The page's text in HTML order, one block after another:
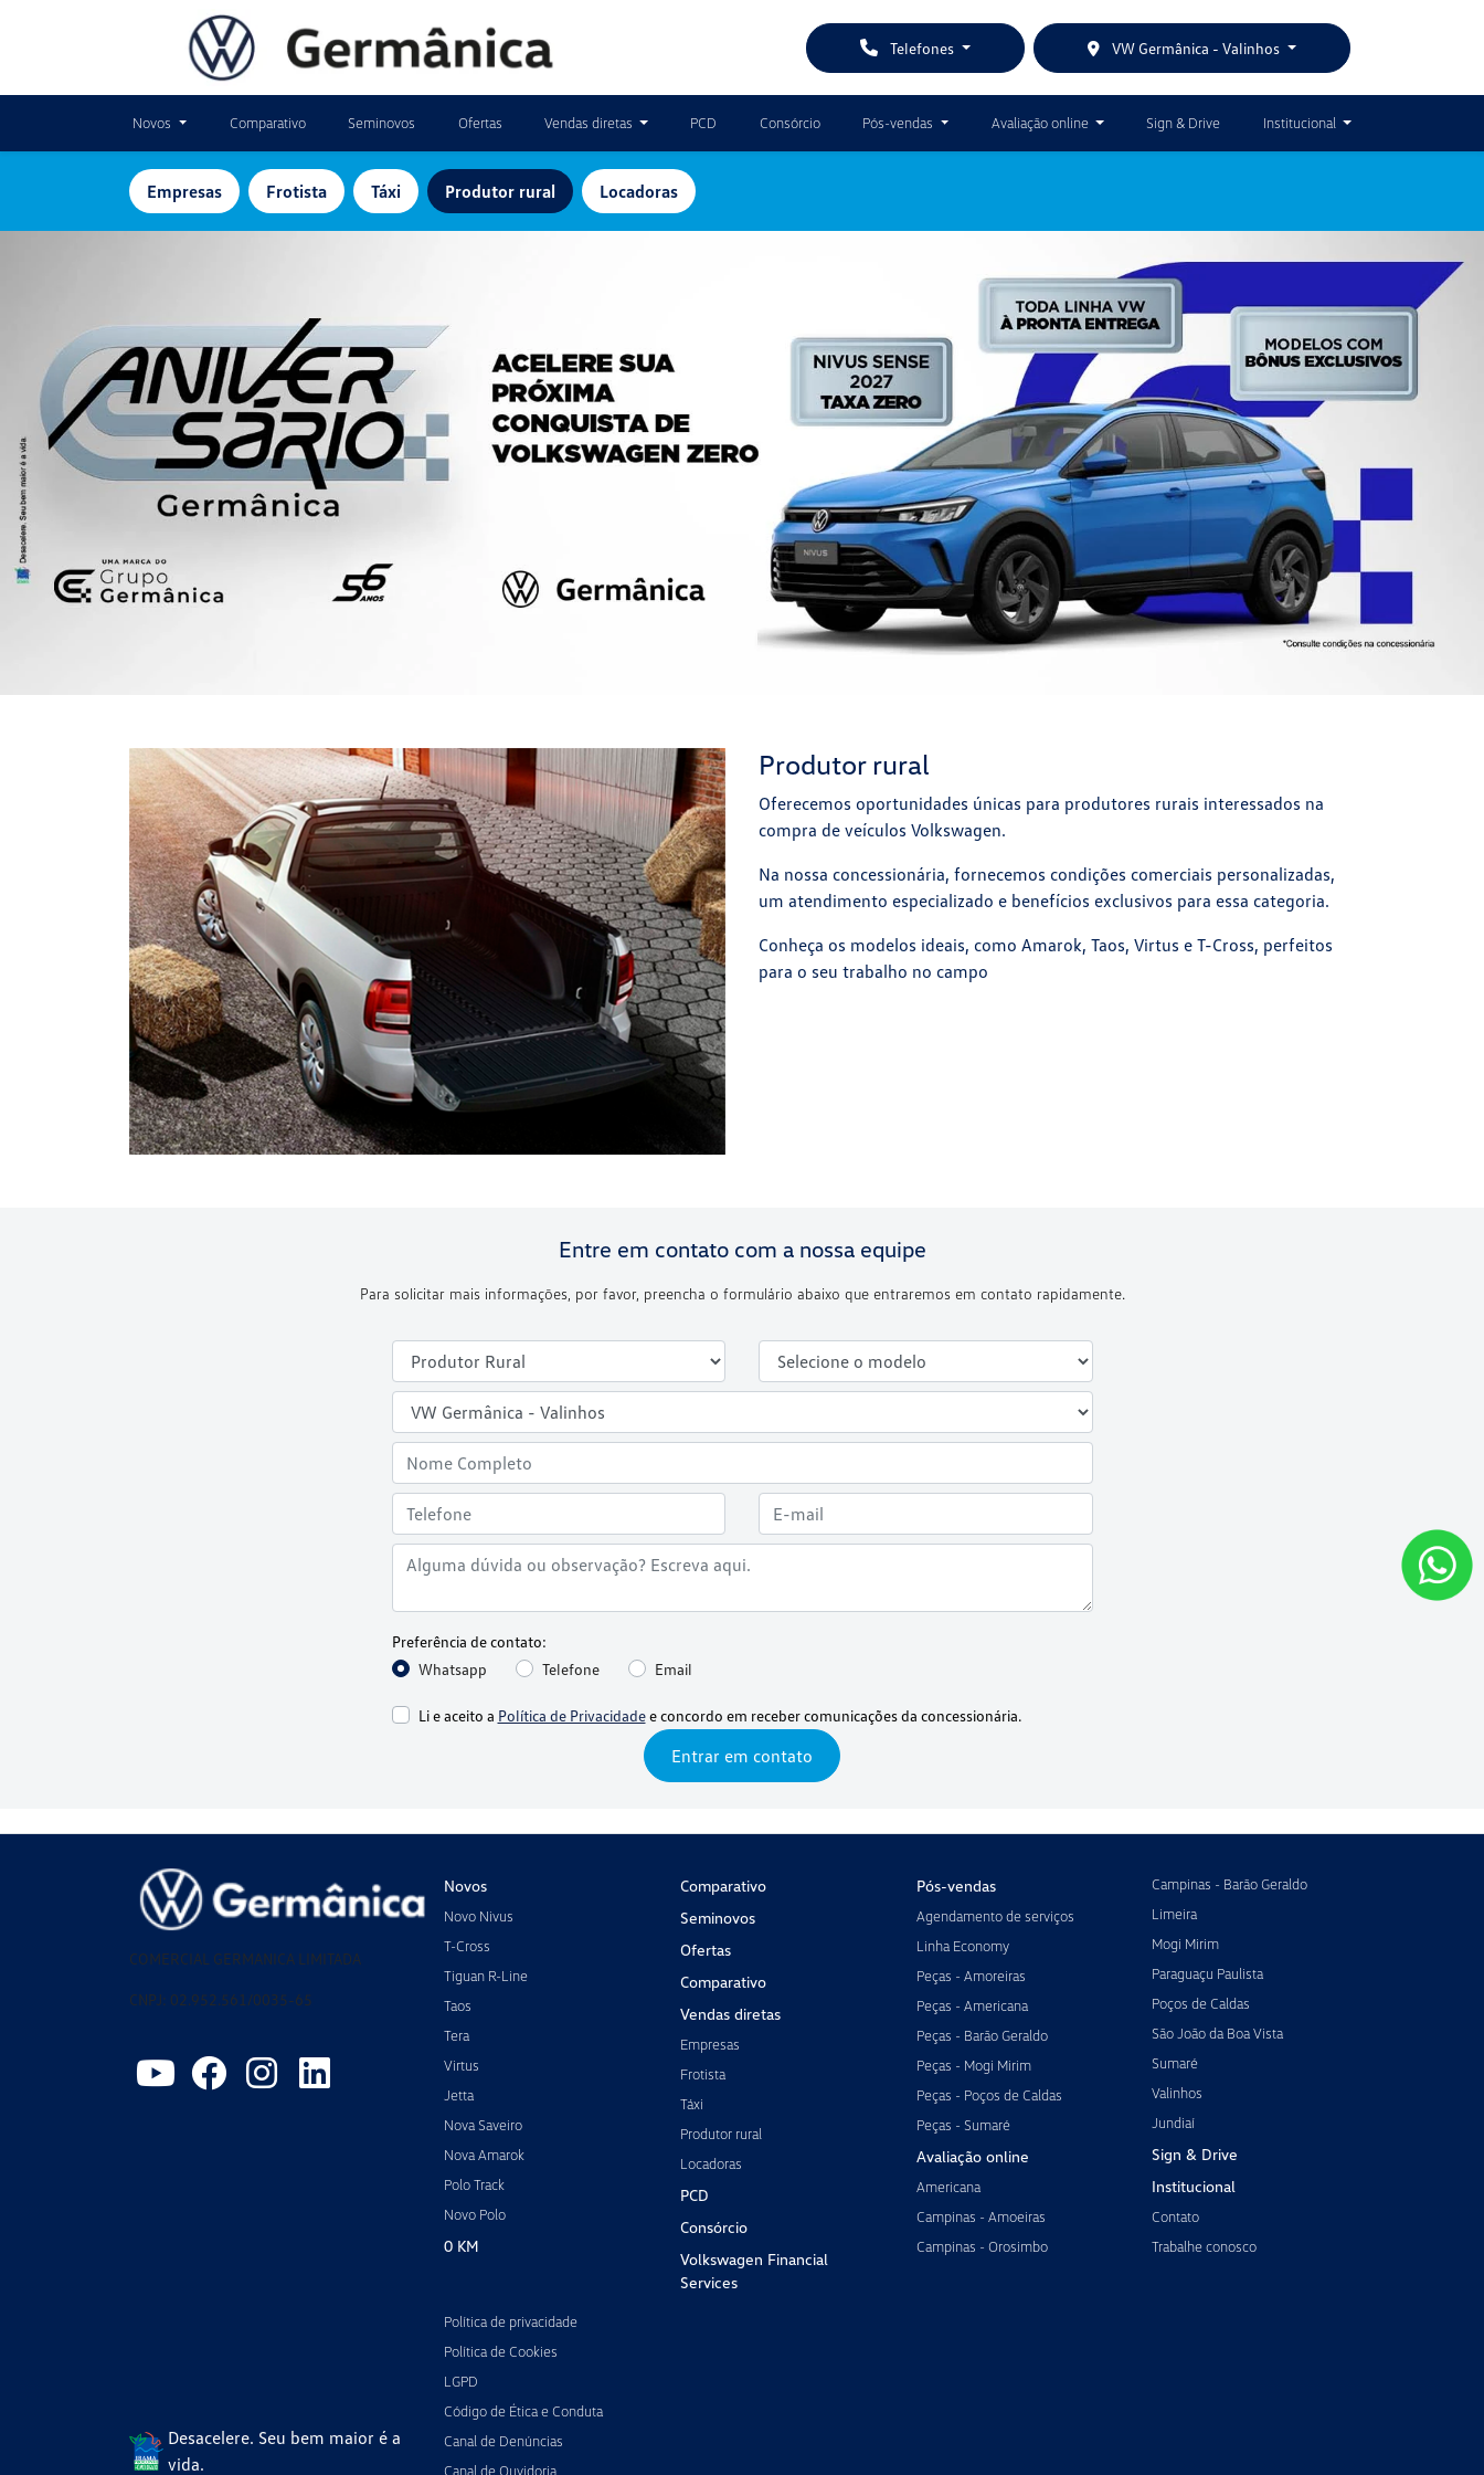
Telefones VW Germânica - Valinhos
Novos Comparativo Seminovos Ofertas Vendas diretas PCD Consórcio Pós-vendas Avaliação online Sign & Drive Institucional
Empresas Frotista Táxi Produtor rural Locadoras
Produtor rural
Oferecemos oportunidades únicas para produtores rurais interessados na
compra de veículos Volkswagen.
Na nossa concessionária, fornecemos condições comerciais personalizadas,
um atendimento especializado e benefícios exclusivos para essa categoria.
Conheça os modelos ideais, como Amarok, Taos, Virtus e T-Cross, perfeitos
para o seu trabalho no campo
Entre em contato com a nossa equipe
Para solicitar mais informações, por favor, preencha o formulário abaixo que entraremos em contato rapidamente.
Preferência de contato:
Whatsapp
Telefone Email
Li e aceito a Política de Privacidadee concordo em receber comunicações da concessionária.
Entrar em contato
COMERCIAL GERMANICA LIMITADA
CNPJ: 02.952.561/0035-65
Desacelere. Seu bem maior é a
vida.
Novos
Novo Nivus
T-Cross
Tiguan R-Line
Taos
Tera
Virtus
Jetta
Nova Saveiro
Nova Amarok
Polo Track
Novo Polo
0 KM
Comparativo
Seminovos
Ofertas
Comparativo
Vendas diretas
Empresas
Frotista
Táxi
Produtor rural
Locadoras
PCD
Consórcio
Volkswagen Financial
Services
Pós-vendas
Agendamento de serviços
Linha Economy
Peças - Amoreiras
Peças - Americana
Peças - Barão Geraldo
Peças - Mogi Mirim
Peças - Poços de Caldas
Peças - Sumaré
Avaliação online
Americana
Campinas - Amoeiras
Campinas - Orosimbo
Campinas - Barão Geraldo
Limeira
Mogi Mirim
Paraguaçu Paulista
Poços de Caldas
São João da Boa Vista
Sumaré
Valinhos
Jundiaí
Sign & Drive
Institucional
Contato
Trabalhe conosco
Política de privacidade
Política de Cookies
LGPD
Código de Ética e Conduta
Canal de Denúncias
Canal de Ouvidoria